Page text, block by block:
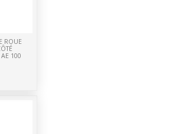
ROUE
100